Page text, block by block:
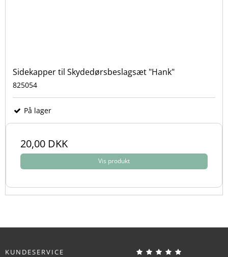
Sidekapper til Skydedørsbeslagsæt "Hank"
825054
På lager
20,00 DKK
Vis produkt
KUNDESERVICE